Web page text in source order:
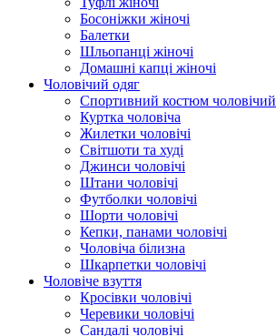
Босоніжки жіночі
Балетки
Шльопанці жіночі
Домашні капці жіночі
Чоловічий одяг
Спортивний костюм чоловічий
Куртка чоловіча
Жилетки чоловічі
Світшоти та худі
Джинси чоловічі
Штани чоловічі
Футболки чоловічі
Шорти чоловічі
Кепки, панами чоловічі
Чоловіча білизна
Шкарпетки чоловічі
Чоловіче взуття
Кросівки чоловічі
Черевики чоловічі
Сандалі чоловічі